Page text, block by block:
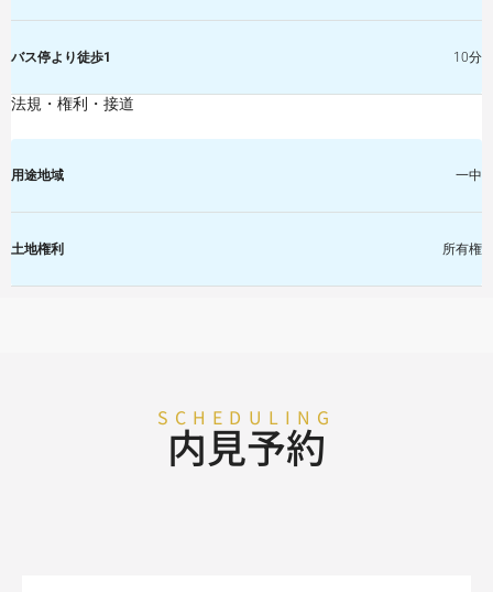
バス停より徒歩1 10分
法規・権利・接道
用途地域 一中
土地権利 所有権
SCHEDULING
内見予約